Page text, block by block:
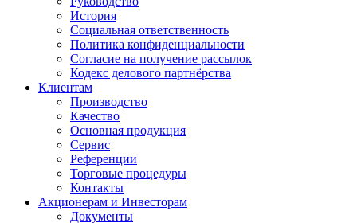
История
Социальная ответственность
Политика конфиденциальности
Согласие на получение рассылок
Кодекс делового партнёрства
Клиентам
Производство
Качество
Основная продукция
Сервис
Референции
Торговые процедуры
Контакты
Акционерам и Инвесторам
Документы